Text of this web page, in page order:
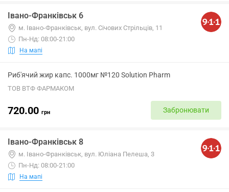
Івано-Франківськ 6
м. Івано-Франківськ, вул. Січових Стрільців, 11
Пн-Нд: 08:00-21:00
На мапі
Риб'ячий жир капс. 1000мг №120 Solution Pharm
ТОВ ВТФ ФАРМАКОМ
720.00 грн Забронювати
Івано-Франківськ 8
м. Івано-Франківськ, вул. Юліана Пелеша, 3
Пн-Нд: 08:00-21:00
На мапі